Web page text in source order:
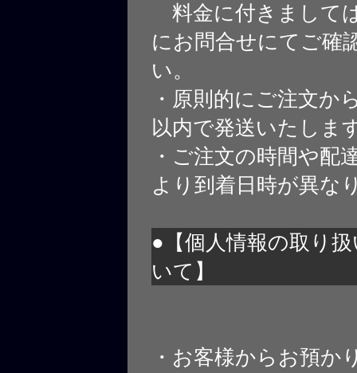
料金に付きまして
にお問合せにてご確
い。
・原則的にご注文か
以内で発送いたしま
・ご注文の時間や配
より到着日時が異な
●【個人情報の取り
いて】
・お客様からお預か